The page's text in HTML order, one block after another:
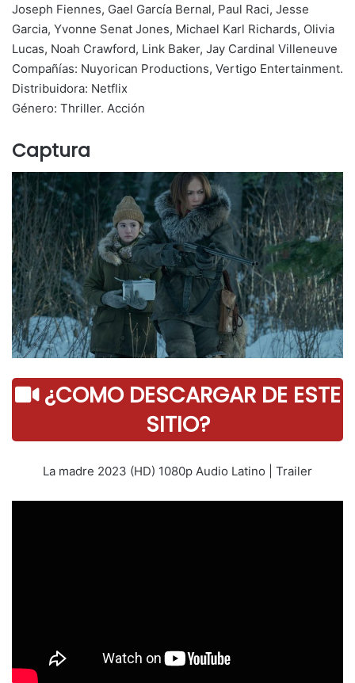
Joseph Fiennes, Gael García Bernal, Paul Raci, Jesse
Garcia, Yvonne Senat Jones, Michael Karl Richards, Olivia
Lucas, Noah Crawford, Link Baker, Jay Cardinal Villeneuve
Compañías: Nuyorican Productions, Vertigo Entertainment.
Distribuidora: Netflix
Género: Thriller. Acción
Captura
¿COMO DESCARGAR DE ESTE
SITIO?
La madre 2023 (HD) 1080p Audio Latino | Trailer